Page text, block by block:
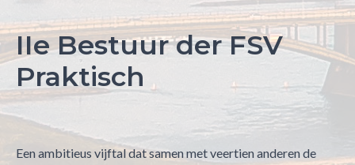
IIe Bestuur der FSV
Praktisch
Een ambitieus vijftal dat samen met veertien anderen de